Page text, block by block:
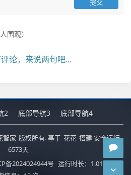
人围观）
论，来说两句吧...
2 底部导航3 底部导航4
智家 版权所有. 基于 花花 搭建 安全运行
6573天
备2024024944号 运行时长：1.012秒 查